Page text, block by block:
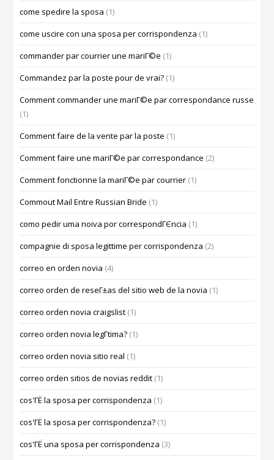
come spedire la sposa (1)
come uscire con una sposa per corrispondenza (1)
commander par courrier une mariГ©e (1)
Commandez par la poste pour de vrai? (1)
Comment commander une mariГ©e par correspondance russe
(1)
Comment faire de la vente par la poste (1)
Comment faire une mariГ©e par correspondance (2)
Comment fonctionne la mariГ©e par courrier (1)
Commout Mail Entre Russian Bride (1)
como pedir uma noiva por correspondГЄncia (1)
compagnie di sposa legittime per corrispondenza (2)
correo en orden novia (4)
correo orden de reseГ±as del sitio web de la novia (1)
correo orden novia craigslist (1)
correo orden novia legГ­tima? (1)
correo orden novia sitio real (1)
correo orden sitios de novias reddit (1)
cos'ГЁ la sposa per corrispondenza (1)
cos'ГЁ la sposa per corrispondenza? (1)
cos'ГЁ una sposa per corrispondenza (3)